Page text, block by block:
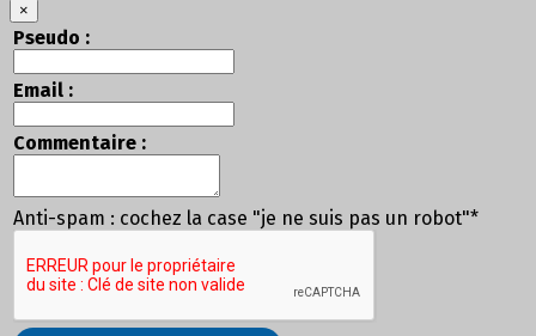
×
Pseudo :
Email :
Commentaire :
Anti-spam : cochez la case "je ne suis pas un robot"*